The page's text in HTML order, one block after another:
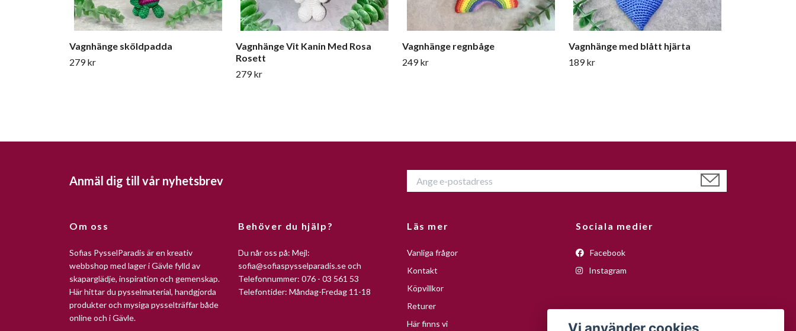
Vagnhänge sköldpadda
279 kr
Vagnhänge Vit Kanin Med Rosa
Rosett
279 kr
Vagnhänge regnbåge
249 kr
Vagnhänge med blått hjärta
189 kr
Anmäl dig till vår nyhetsbrev
Om oss
Sofias PysselParadis är en kreativ
webbshop med lager i Gävle fylld av
skaparglädje, inspiration och gemenskap.
Här hittar du pysselmaterial, handgjorda
produkter och mysiga pysselträffar både
online och i Gävle.
Behöver du hjälp?
Du når oss på: Mejl:
sofia@sofiaspysselparadis.seoch
Telefonnummer: 076 - 03 561 53
Telefontider: Måndag-Fredag 11-18
Läs mer
Vanliga frågor
Kontakt
Köpvillkor
Returer
Här finns vi
Sociala medier
Facebook
Instagram
Vi använder cookies